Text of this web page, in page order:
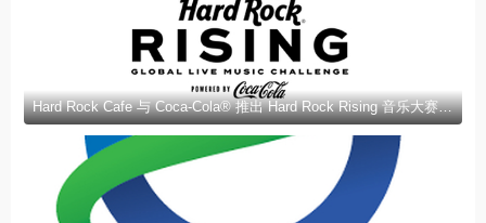
Hard Rock Cafe 与 Coca-Cola® 推出 Hard Rock Rising 音乐大赛 | Hard Rock Cafe 和 Coca-Cola® 推出 Hard Rock Rising 音乐大赛